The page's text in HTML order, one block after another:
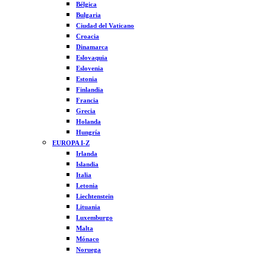
Bélgica
Bulgaria
Ciudad del Vaticano
Croacia
Dinamarca
Eslovaquia
Eslovenia
Estonia
Finlandia
Francia
Grecia
Holanda
Hungría
EUROPA I-Z
Irlanda
Islandia
Italia
Letonia
Liechtenstein
Lituania
Luxemburgo
Malta
Mónaco
Noruega